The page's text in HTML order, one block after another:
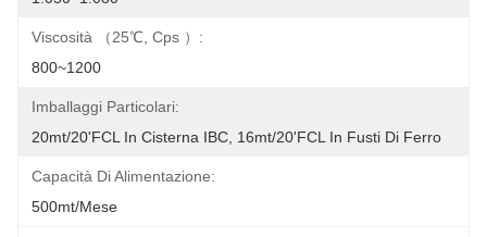
Viscosità （25℃, Cps ）:
800~1200
Imballaggi Particolari:
20mt/20'FCL In Cisterna IBC, 16mt/20'FCL In Fusti Di Ferro
Capacità Di Alimentazione:
500mt/mese